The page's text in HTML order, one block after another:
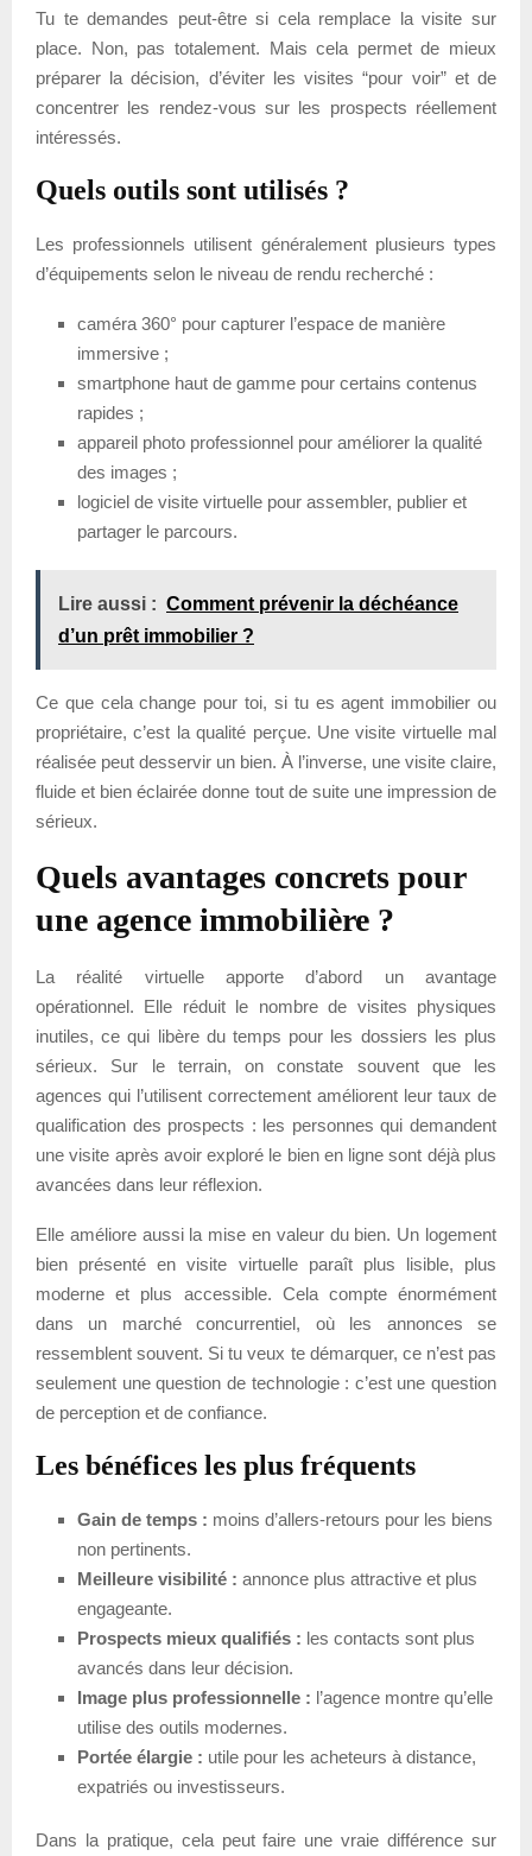
Tu te demandes peut-être si cela remplace la visite sur
place. Non, pas totalement. Mais cela permet de mieux
préparer la décision, d’éviter les visites “pour voir” et de
concentrer les rendez-vous sur les prospects réellement
intéressés.
Quels outils sont utilisés ?
Les professionnels utilisent généralement plusieurs types
d’équipements selon le niveau de rendu recherché :
caméra 360° pour capturer l’espace de manière
immersive ;
smartphone haut de gamme pour certains contenus
rapides ;
appareil photo professionnel pour améliorer la qualité
des images ;
logiciel de visite virtuelle pour assembler, publier et
partager le parcours.
Lire aussi : Comment prévenir la déchéance
d’un prêt immobilier ?
Ce que cela change pour toi, si tu es agent immobilier ou
propriétaire, c’est la qualité perçue. Une visite virtuelle mal
réalisée peut desservir un bien. À l’inverse, une visite claire,
fluide et bien éclairée donne tout de suite une impression de
sérieux.
Quels avantages concrets pour
une agence immobilière ?
La réalité virtuelle apporte d’abord un avantage
opérationnel. Elle réduit le nombre de visites physiques
inutiles, ce qui libère du temps pour les dossiers les plus
sérieux. Sur le terrain, on constate souvent que les
agences qui l’utilisent correctement améliorent leur taux de
qualification des prospects : les personnes qui demandent
une visite après avoir exploré le bien en ligne sont déjà plus
avancées dans leur réflexion.
Elle améliore aussi la mise en valeur du bien. Un logement
bien présenté en visite virtuelle paraît plus lisible, plus
moderne et plus accessible. Cela compte énormément
dans un marché concurrentiel, où les annonces se
ressemblent souvent. Si tu veux te démarquer, ce n’est pas
seulement une question de technologie : c’est une question
de perception et de confiance.
Les bénéfices les plus fréquents
Gain de temps : moins d’allers-retours pour les biens
non pertinents.
Meilleure visibilité : annonce plus attractive et plus
engageante.
Prospects mieux qualifiés : les contacts sont plus
avancés dans leur décision.
Image plus professionnelle : l’agence montre qu’elle
utilise des outils modernes.
Portée élargie : utile pour les acheteurs à distance,
expatriés ou investisseurs.
Dans la pratique, cela peut faire une vraie différence sur